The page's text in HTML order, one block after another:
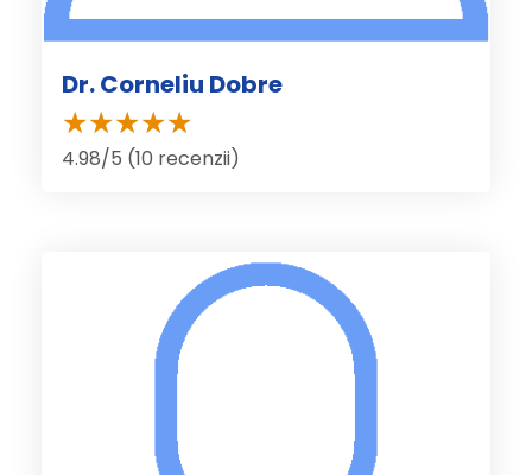
Dr. Corneliu Dobre
4.98/5 (10 recenzii)